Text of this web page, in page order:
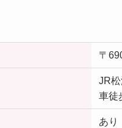
〒
JR
車徒
あり